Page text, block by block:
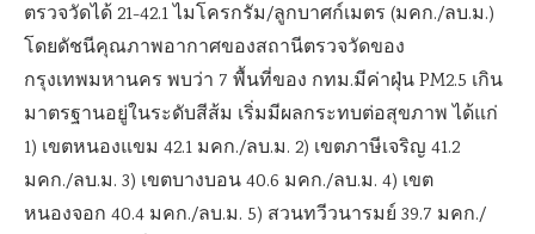
ตรวจวัดได้ 21-42.1 ไมโครกรัม/ลูกบาศก์เมตร (มคก./ลบ.ม.)
โดยดัชนีคุณภาพอากาศของสถานีตรวจวัดของ
กรุงเทพมหานคร พบว่า 7 พื้นที่ของ กทม.มีค่าฝุ่น PM2.5 เกิน
มาตรฐานอยู่ในระดับสีส้ม เริ่มมีผลกระทบต่อสุขภาพ ได้แก่
1) เขตหนองแขม 42.1 มคก./ลบ.ม. 2) เขตภาษีเจริญ 41.2
มคก./ลบ.ม. 3) เขตบางบอน 40.6 มคก./ลบ.ม. 4) เขต
หนองจอก 40.4 มคก./ลบ.ม. 5) สวนทวีวนารมย์ 39.7 มคก./